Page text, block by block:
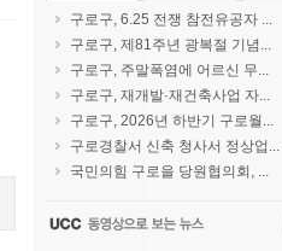
구로구, 6.25 전쟁 참전유공자 ...
구로구, 제81주년 광복절 기념...
구로구, 주말폭염에 어르신 무...
구로구, 재개발·재건축사업 자...
구로구, 2026년 하반기 구로월...
구로경찰서 신축 청사서 정상업...
국민의힘 구로을 당원협의회, ...